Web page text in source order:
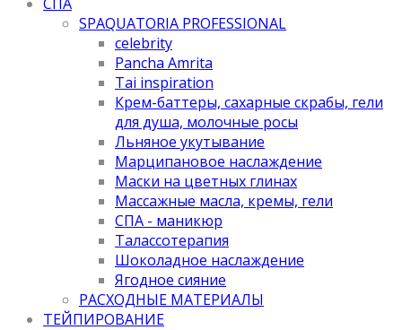
SPAQUATORIA PROFESSIONAL
celebrity
Pancha Amrita
Tai inspiration
Крем-баттеры, сахарные скрабы, гели
для душа, молочные росы
Льняное укутывание
Марципановое наслаждение
Маски на цветных глинах
Массажные масла, кремы, гели
СПА - маникюр
Талассотерапия
Шоколадное наслаждение
Ягодное сияние
РАСХОДНЫЕ МАТЕРИАЛЫ
ТЕЙПИРОВАНИЕ